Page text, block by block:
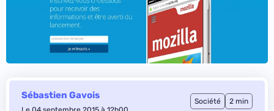
Sébastien Gavois
Société 2 min